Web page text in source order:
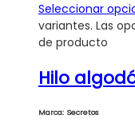
Seleccionar
variantes. Las
de producto
Hilo
Marca: Secretos